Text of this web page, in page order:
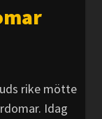
rike mötte
Idag